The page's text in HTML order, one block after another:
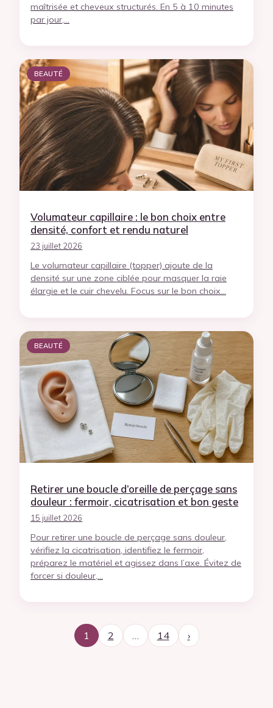
maîtrisée et cheveux structurés. En 5 à 10 minutes
par jour,…
BEAUTÉ
Volumateur capillaire : le bon choix entre
densité, confort et rendu naturel
23 juillet 2026
Le volumateur capillaire (topper) ajoute de la
densité sur une zone ciblée pour masquer la raie
élargie et le cuir chevelu. Focus sur le bon choix…
BEAUTÉ
Retirer une boucle d’oreille de perçage sans
douleur : fermoir, cicatrisation et bon geste
15 juillet 2026
Pour retirer une boucle de perçage sans douleur,
vérifiez la cicatrisation, identifiez le fermoir,
préparez le matériel et agissez dans l’axe. Évitez de
forcer si douleur,…
1 2 … 14 ›